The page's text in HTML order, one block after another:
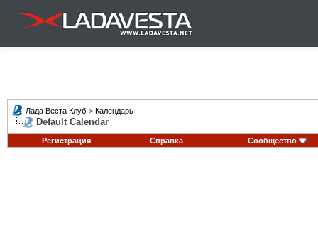
Лада Веста Клуб > Календарь
Default Calendar
Регистрация Справка Сообщество